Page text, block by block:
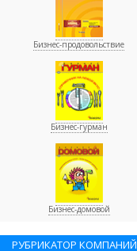
Бизнес-продовольствие
Бизнес-гурман
Бизнес-домовой
РУБРИКАТОР КОМПАНИЙ